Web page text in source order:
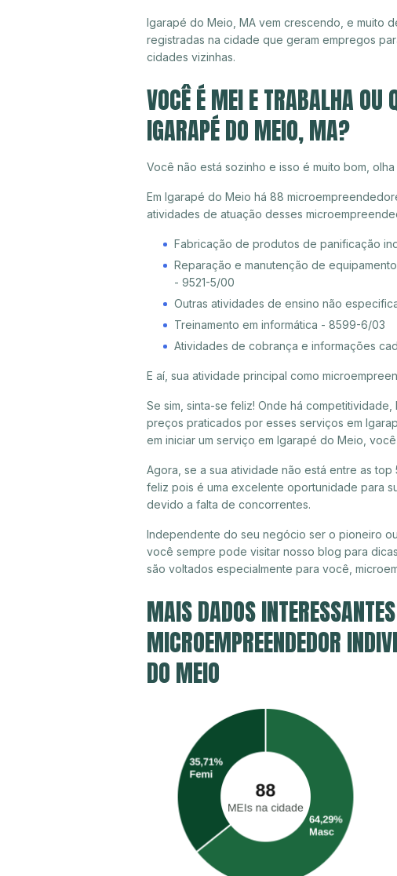
Igarapé do Meio, MA vem crescendo, e muito
registradas na cidade que geram empregos
cidades vizinhas.
VOCÊ É MEI E TRABALHA OU
IGARAPÉ DO MEIO, MA?
Você não está sozinho e isso é muito bom, olha
Em Igarapé do Meio há 88
atividades de atuação desses
Fabricação de produtos de panificação
Reparação e manutenção de
- 9521-5/00
Outras atividades de ensino não
Treinamento em informática - 8599-6/03
Atividades de cobrança e informações
E aí, sua atividade principal como
Se sim, sinta-se feliz! Onde há
preços praticados por esses serviços em
em iniciar um serviço em Igarapé do Meio,
Agora, se a sua atividade não está entre as
feliz pois é uma excelente oportunidade para
devido a falta de concorrentes.
Independente do seu negócio ser o pioneiro
você sempre pode visitar nosso blog para
são voltados especialmente para você,
MAIS DADOS
MICROEMPREENDEDOR
DO MEIO